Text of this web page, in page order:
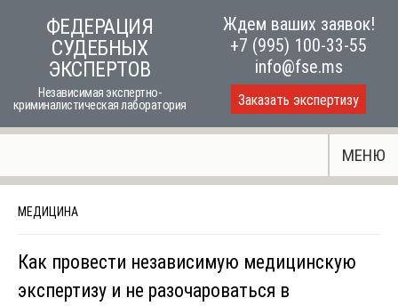
ФЕДЕРАЦИЯ
СУДЕБНЫХ
ЭКСПЕРТОВ
Независимая экспертно-
криминалистическая лаборатория
Ждем ваших заявок!
+7 (995) 100-33-55
info@fse.ms
Заказать экспертизу
МЕНЮ
МЕДИЦИНА
Как провести независимую медицинскую
экспертизу и не разочароваться в